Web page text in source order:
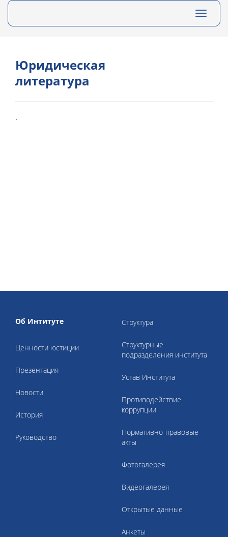
Toggle
Юридическая
литература
.
Об Интитуте
Ценности юстиции
Презентация
Новости
История
Руководство
Структура
Структурные
подразделения института
Устав Института
Противодействие
коррупции
Нормативно-правовые
акты
Фотогалерея
Видеогалерея
Открытые данные
Анкеты